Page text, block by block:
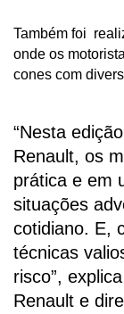
Também foi
onde os
cones com
“Nesta
Renault, os
prática e em
situações
cotidiano. E,
técnicas
risco”,
Renault e